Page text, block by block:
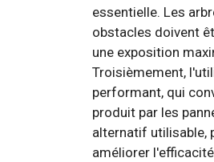
essentielle. Les
obstacles doivent
une exposition
Troisièmement,
performant, qui
produit par les
alternatif utilisable,
améliorer